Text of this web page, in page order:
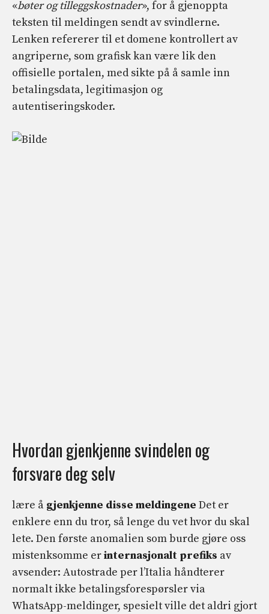
«bøter og tilleggskostnader», for å gjenoppta
teksten til meldingen sendt av svindlerne.
Lenken refererer til et domene kontrollert av
angriperne, som grafisk kan være lik den
offisielle portalen, med sikte på å samle inn
betalingsdata, legitimasjon og
autentiseringskoder.
Hvordan gjenkjenne svindelen og
forsvare deg selv
lære å gjenkjenne disse meldingene Det er
enklere enn du tror, ​​så lenge du vet hvor du skal
lete. Den første anomalien som burde gjøre oss
mistenksomme erinternasjonalt prefiks av
avsender: Autostrade per l’Italia håndterer
normalt ikke betalingsforespørsler via
WhatsApp-meldinger, spesielt ville det aldri gjort